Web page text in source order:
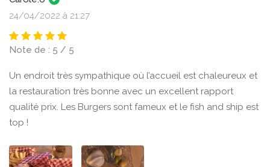
24/04/2022 à 21:27
Note de : 5 / 5
Un endroit très sympathique où l’accueil est chaleureux et
la restauration très bonne avec un excellent rapport
qualité prix. Les Burgers sont fameux et le fish and ship est
top !